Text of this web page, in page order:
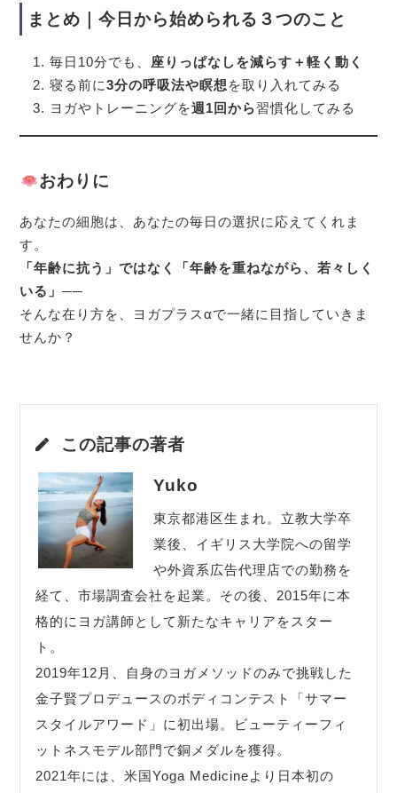
まとめ｜今日から始められる３つのこと
毎日10分でも、 座りっぱなしを減らす＋軽く動く
寝る前に3分の呼吸法や瞑想 を取り入れてみる
ヨガやトレーニングを週1回から習慣化してみる
おわりに
あなたの細胞は、あなたの毎日の選択に応えてくれま
す。
「年齢に抗う」ではなく「年齢を重ねながら、若々しく
いる」──
そんな在り方を、ヨガプラスαで一緒に目指していきま
せんか？
この記事の著者
Yuko
東京都港区生まれ。立教大学卒
業後、イギリス大学院への留学
や外資系広告代理店での勤務を
経て、市場調査会社を起業。その後、2015年に本
格的にヨガ講師として新たなキャリアをスター
ト。
2019年12月、自身のヨガメソッドのみで挑戦した
金子賢プロデュースのボディコンテスト「サマー
スタイルアワード」に初出場。ビューティーフィ
ットネスモデル部門で銅メダルを獲得。
2021年には、米国Yoga Medicineより日本初の